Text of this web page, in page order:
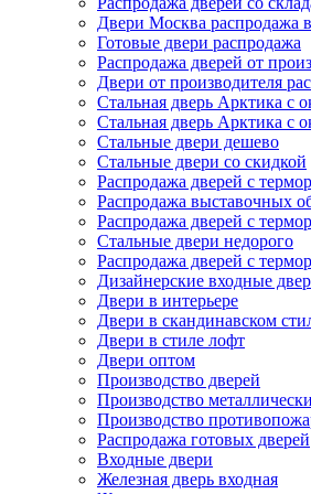
Двери Москва распродажа
Готовые двери распродажа
Распродажа дверей от
Двери от производителя
Стальная дверь Арктика с
Стальная дверь Арктика с
Стальные двери дешево
Стальные двери со скидкой
Распродажа дверей с
Распродажа выставочных
Распродажа дверей с
Стальные двери недорого
Распродажа дверей с
Дизайнерские входные
Двери в интерьере
Двери в скандинавском
Двери в стиле лофт
Двери оптом
Производство дверей
Производство
Производство
Распродажа готовых дверей
Входные двери
Железная дверь входная